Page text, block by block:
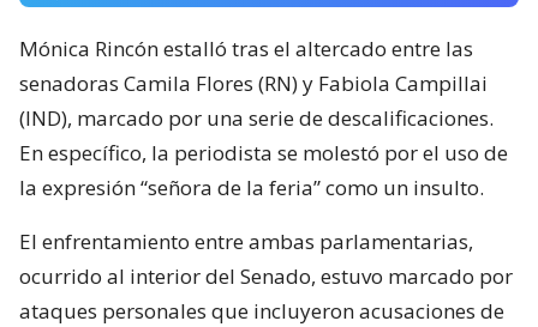
Mónica Rincón estalló tras el altercado entre las
senadoras Camila Flores (RN) y Fabiola Campillai
(IND), marcado por una serie de descalificaciones.
En específico, la periodista se molestó por el uso de
la expresión “señora de la feria” como un insulto.
El enfrentamiento entre ambas parlamentarias,
ocurrido al interior del Senado, estuvo marcado por
ataques personales que incluyeron acusaciones de